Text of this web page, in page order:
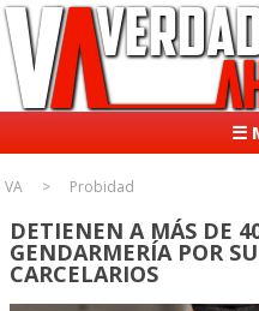
☰
VA Probidad
DETIENEN A MÁS DE
GENDARMERÍA POR
CARCELARIOS